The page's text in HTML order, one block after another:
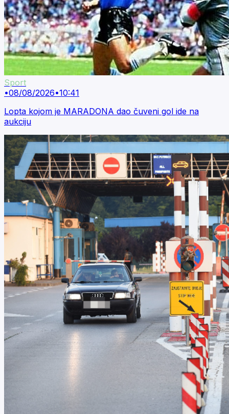
Sport
•08/08/2026•10:41
Lopta kojom je MARADONA dao čuveni gol ide na
aukciju